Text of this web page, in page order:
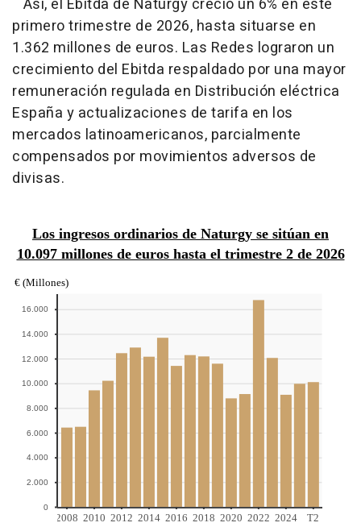
primero trimestre de 2026, hasta situarse en
1.362 millones de euros. Las Redes lograron un
crecimiento del Ebitda respaldado por una mayor
remuneración regulada en Distribución eléctrica
España y actualizaciones de tarifa en los
mercados latinoamericanos, parcialmente
compensados por movimientos adversos de
divisas.